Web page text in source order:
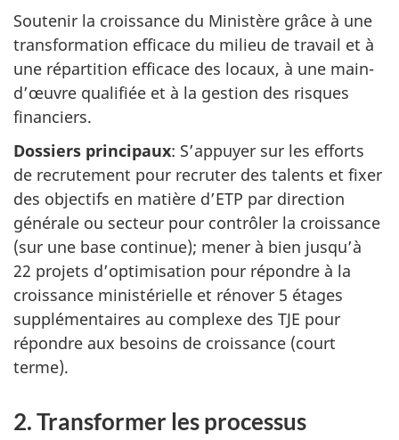
Soutenir la croissance du Ministère grâce à une
transformation efficace du milieu de travail et à
une répartition efficace des locaux, à une main-
d’œuvre qualifiée et à la gestion des risques
financiers.
Dossiers principaux: S’appuyer sur les efforts
de recrutement pour recruter des talents et fixer
des objectifs en matière d’ETP par direction
générale ou secteur pour contrôler la croissance
(sur une base continue); mener à bien jusqu’à
22 projets d’optimisation pour répondre à la
croissance ministérielle et rénover 5 étages
supplémentaires au complexe des TJE pour
répondre aux besoins de croissance (court
terme).
2. Transformer les processus